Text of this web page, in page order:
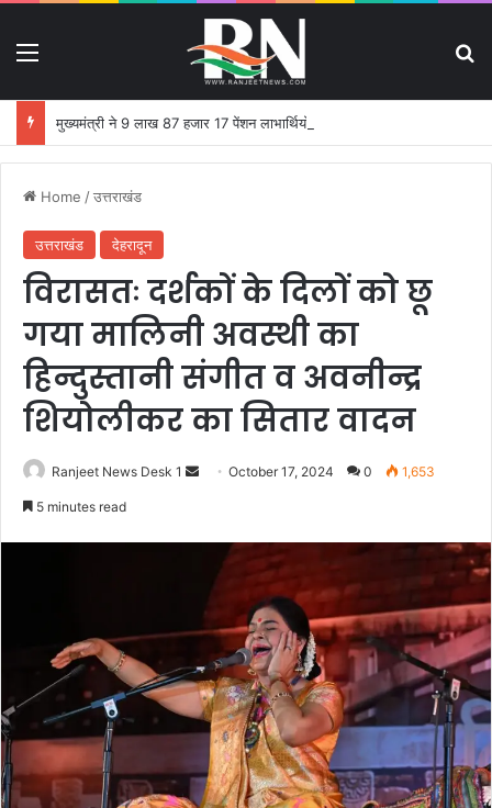
Home /उत्तराखंड
उत्तराखंड देहरादून
विरासतः दर्शकों के दिलों को छू
गया मालिनी अवस्थी का
हिन्दुस्तानी संगीत व अवनीन्द्र
शियोलीकर का सितार वादन
Ranjeet News Desk 1
e
a
i
l
October 17, 2024 0 1,653
5 minutes read